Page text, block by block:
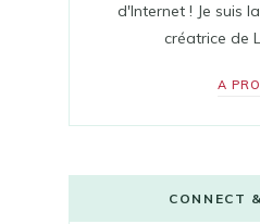
d'Internet ! Je suis
créatrice de
A
CONNECT